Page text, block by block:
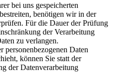
bei uns gespeicherten
benötigen wir in der
Für die Dauer der Prüfung
der Verarbeitung
zu verlangen.
personenbezogenen Daten
können Sie statt der
der Datenverarbeitung